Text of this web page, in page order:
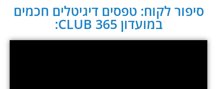
סיפור לקוח: טפסים דיגיטלים חכמים
במועדון CLUB 365: